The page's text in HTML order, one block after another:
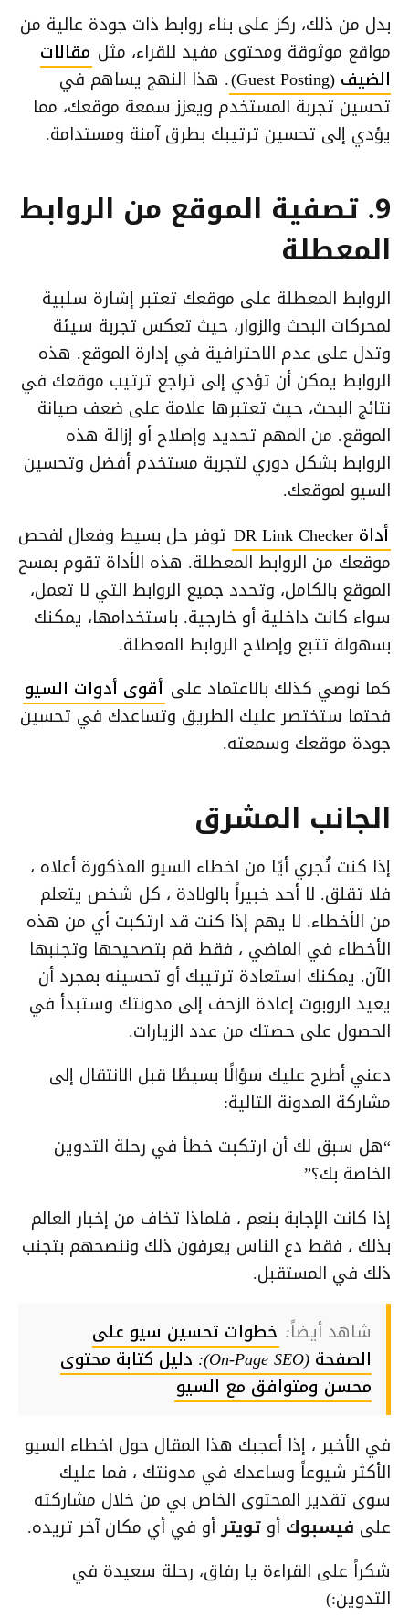
بدل من ذلك، ركز على بناء روابط ذات جودة عالية من
مواقع موثوقة ومحتوى مفيد للقراء، مثل مقالات
الضيف (Guest Posting)
. هذا النهج يساهم في
تحسين تجربة المستخدم ويعزز سمعة موقعك، مما
يؤدي إلى تحسين ترتيبك بطرق آمنة ومستدامة.
9. تصفية الموقع من الروابط
المعطلة
الروابط المعطلة على موقعك تعتبر إشارة سلبية
لمحركات البحث والزوار، حيث تعكس تجربة سيئة
وتدل على عدم الاحترافية في إدارة الموقع. هذه
الروابط يمكن أن تؤدي إلى تراجع ترتيب موقعك في
نتائج البحث، حيث تعتبرها علامة على ضعف صيانة
الموقع. من المهم تحديد وإصلاح أو إزالة هذه
الروابط بشكل دوري لتجربة مستخدم أفضل وتحسين
السيو لموقعك.
أداة DR Link Checker
توفر حل بسيط وفعال لفحص
موقعك من الروابط المعطلة. هذه الأداة تقوم بمسح
الموقع بالكامل، وتحدد جميع الروابط التي لا تعمل،
سواء كانت داخلية أو خارجية. باستخدامها، يمكنك
بسهولة تتبع وإصلاح الروابط المعطلة.
كما نوصي كذلك بالاعتماد على أقوى أدوات السيو
فحتما ستختصر عليك الطريق وتساعدك في تحسين
جودة موقعك وسمعته.
الجانب المشرق
إذا كنت تُجري أيًا من اخطاء السيو المذكورة أعلاه ،
فلا تقلق. لا أحد خبيراً بالولادة ، كل شخص يتعلم
من الأخطاء. لا يهم إذا كنت قد ارتكبت أي من هذه
الأخطاء في الماضي ، فقط قم بتصحيحها وتجنبها
الآن. يمكنك استعادة ترتيبك أو تحسينه بمجرد أن
يعيد الروبوت إعادة الزحف إلى مدونتك وستبدأ في
الحصول على حصتك من عدد الزيارات.
دعني أطرح عليك سؤالًا بسيطًا قبل الانتقال إلى
مشاركة المدونة التالية:
“هل سبق لك أن ارتكبت خطأ في رحلة التدوين
الخاصة بك؟”
إذا كانت الإجابة بنعم ، فلماذا تخاف من إخبار العالم
بذلك ، فقط دع الناس يعرفون ذلك وننصحهم بتجنب
ذلك في المستقبل.
شاهد أيضاً: خطوات تحسين سيو على
الصفحة (On-Page SEO): دليل كتابة محتوى
محسن ومتوافق مع السيو
في الأخير ، إذا أعجبك هذا المقال حول اخطاء السيو
الأكثر شيوعاً وساعدك في مدونتك ، فما عليك
سوى تقدير المحتوى الخاص بي من خلال مشاركته
على فيسبوك أو تويترأو في أي مكان آخر تريده.
شكراً على القراءة يا رفاق، رحلة سعيدة في
التدوين:)